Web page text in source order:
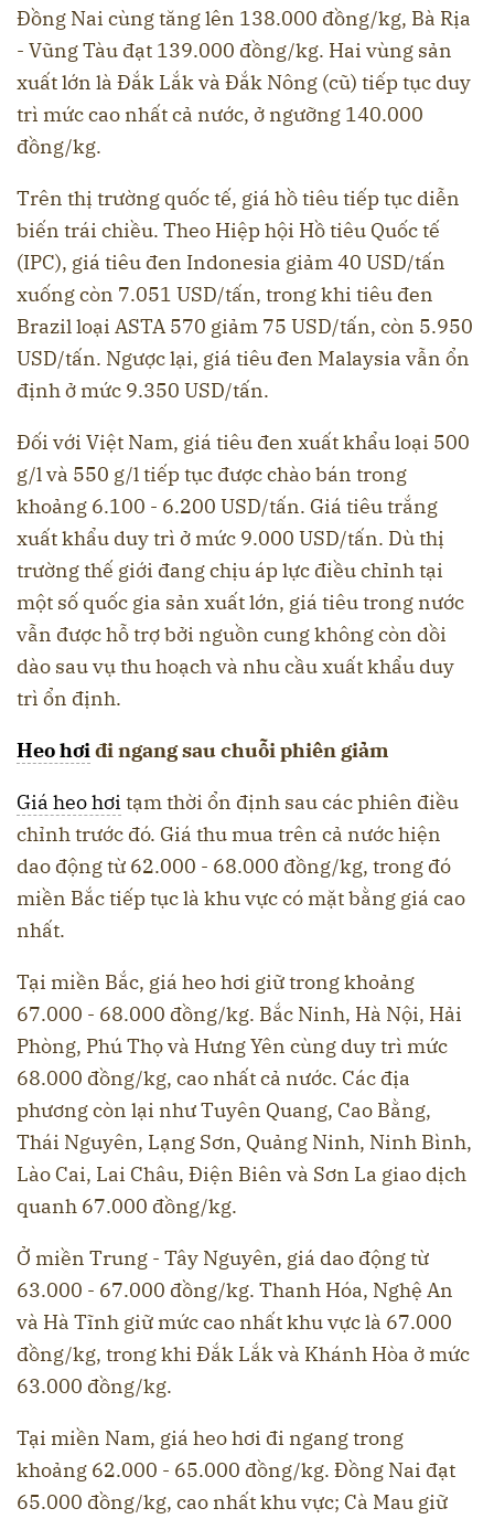
Đồng Nai cùng tăng lên 138.000 đồng/kg, Bà Rịa
- Vũng Tàu đạt 139.000 đồng/kg. Hai vùng sản
xuất lớn là Đắk Lắk và Đắk Nông (cũ) tiếp tục duy
trì mức cao nhất cả nước, ở ngưỡng 140.000
đồng/kg.
Trên thị trường quốc tế, giá hồ tiêu tiếp tục diễn
biến trái chiều. Theo Hiệp hội Hồ tiêu Quốc tế
(IPC), giá tiêu đen Indonesia giảm 40 USD/tấn
xuống còn 7.051 USD/tấn, trong khi tiêu đen
Brazil loại ASTA 570 giảm 75 USD/tấn, còn 5.950
USD/tấn. Ngược lại, giá tiêu đen Malaysia vẫn ổn
định ở mức 9.350 USD/tấn.
Đối với Việt Nam, giá tiêu đen xuất khẩu loại 500
g/l và 550 g/l tiếp tục được chào bán trong
khoảng 6.100 - 6.200 USD/tấn. Giá tiêu trắng
xuất khẩu duy trì ở mức 9.000 USD/tấn. Dù thị
trường thế giới đang chịu áp lực điều chỉnh tại
một số quốc gia sản xuất lớn, giá tiêu trong nước
vẫn được hỗ trợ bởi nguồn cung không còn dồi
dào sau vụ thu hoạch và nhu cầu xuất khẩu duy
trì ổn định.
Heo hơiđi ngang sau chuỗi phiên giảm
Giá heo hơi tạm thời ổn định sau các phiên điều
chỉnh trước đó. Giá thu mua trên cả nước hiện
dao động từ 62.000 - 68.000 đồng/kg, trong đó
miền Bắc tiếp tục là khu vực có mặt bằng giá cao
nhất.
Tại miền Bắc, giá heo hơi giữ trong khoảng
67.000 - 68.000 đồng/kg. Bắc Ninh, Hà Nội, Hải
Phòng, Phú Thọ và Hưng Yên cùng duy trì mức
68.000 đồng/kg, cao nhất cả nước. Các địa
phương còn lại như Tuyên Quang, Cao Bằng,
Thái Nguyên, Lạng Sơn, Quảng Ninh, Ninh Bình,
Lào Cai, Lai Châu, Điện Biên và Sơn La giao dịch
quanh 67.000 đồng/kg.
Ở miền Trung - Tây Nguyên, giá dao động từ
63.000 - 67.000 đồng/kg. Thanh Hóa, Nghệ An
và Hà Tĩnh giữ mức cao nhất khu vực là 67.000
đồng/kg, trong khi Đắk Lắk và Khánh Hòa ở mức
63.000 đồng/kg.
Tại miền Nam, giá heo hơi đi ngang trong
khoảng 62.000 - 65.000 đồng/kg. Đồng Nai đạt
65.000 đồng/kg, cao nhất khu vực; Cà Mau giữ